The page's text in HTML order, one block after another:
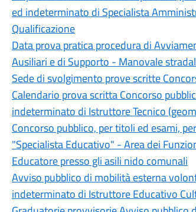
ed indeterminato di Specialista
Qualificazione
Data prova pratica procedura di
Ausiliari e di Supporto - Manovale
Sede di svolgimento prove scritte
Calendario prova scritta Concorso
indeterminato di Istruttore Tecnico
Concorso pubblico, per titoli ed esami,
"Specialista Educativo" - Area dei
Educatore presso gli asili nido comunali
Avviso pubblico di mobilità esterna
indeterminato di Istruttore Educativo